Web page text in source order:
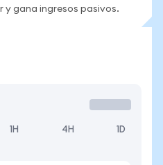
gana ingresos pasivos.
1H 4H 1D